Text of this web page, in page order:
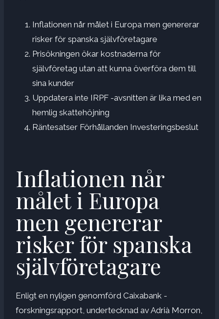
Inflationen når målet i Europa men genererar
risker för spanska självföretagare
Prisökningen ökar kostnaderna för
självföretag utan att kunna överföra dem till
sina kunder
Uppdatera inte IRPF -avsnitten är lika med en
hemlig skattehöjning
Räntesatser Förhållanden Investeringsbeslut
Inflationen når
målet i Europa
men genererar
risker för spanska
självföretagare
Enligt en nyligen genomförd Caixabank -
forskningsrapport, undertecknad av Adrià Morron,